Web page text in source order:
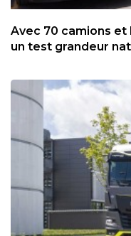
Avec 70 camions et
un test grandeur